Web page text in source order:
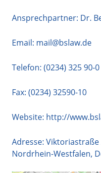
Ansprechpartner: Dr.
Email: mail@bslaw.de
Telefon: (0234) 325 90-0
Fax: (0234) 32590-10
Website: http://
Adresse: Viktoriastraße
Nordrhein-Westfalen,